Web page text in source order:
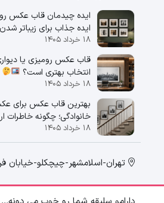
ایده جذاب برای زیباتر
۱۸ خرداد ۱۴۰۵
قاب عکس رومیزی یا
انتخاب بهتری است؟
۱۸ خرداد ۱۴۰۵
بهترین قاب عکس برای
خانوادگی؛ چگونه خاطرات
را زیباتر نمایش دهیم؟
۱۸ خرداد ۱۴۰۵
تهران-اسلامشهر-چیچکلو-خیابان